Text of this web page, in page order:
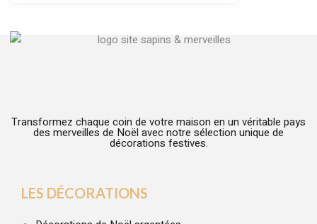
Transformez chaque coin de votre maison en un véritable pays
des merveilles de Noël avec notre sélection unique de
décorations festives.
LES DÉCORATIONS